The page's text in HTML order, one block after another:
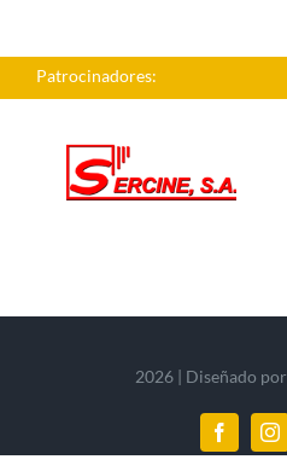
Patrocinadores:
2026 | Diseñado por